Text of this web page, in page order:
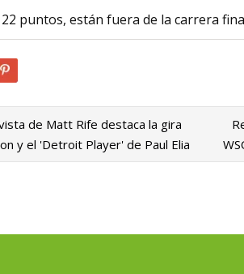
puntos, están fuera de la carrera
de Matt Rife destaca la gira
y el 'Detroit Player' de Paul Elia